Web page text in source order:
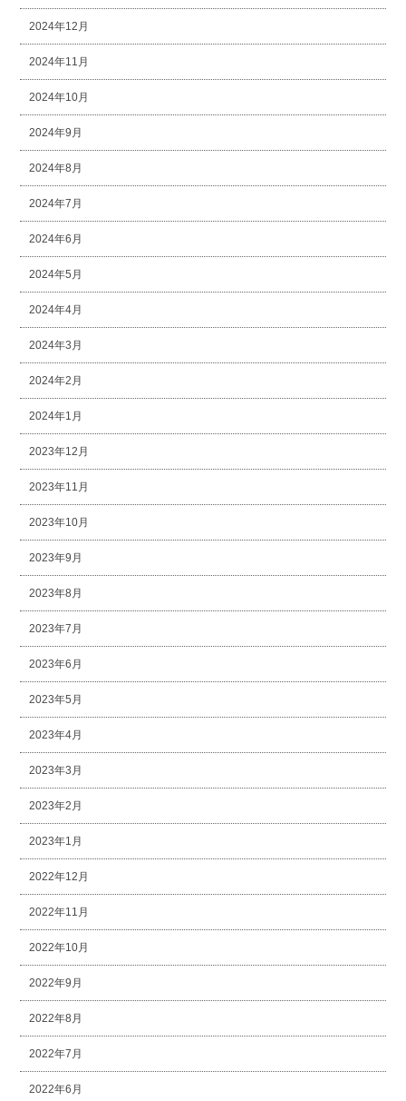
2024年12月
2024年11月
2024年10月
2024年9月
2024年8月
2024年7月
2024年6月
2024年5月
2024年4月
2024年3月
2024年2月
2024年1月
2023年12月
2023年11月
2023年10月
2023年9月
2023年8月
2023年7月
2023年6月
2023年5月
2023年4月
2023年3月
2023年2月
2023年1月
2022年12月
2022年11月
2022年10月
2022年9月
2022年8月
2022年7月
2022年6月